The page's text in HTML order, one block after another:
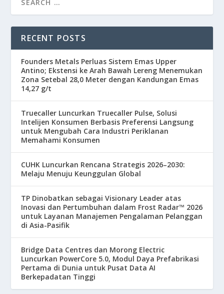
RECENT POSTS
Founders Metals Perluas Sistem Emas Upper
Antino; Ekstensi ke Arah Bawah Lereng Menemukan
Zona Setebal 28,0 Meter dengan Kandungan Emas
14,27 g/t
Truecaller Luncurkan Truecaller Pulse, Solusi
Intelijen Konsumen Berbasis Preferensi Langsung
untuk Mengubah Cara Industri Periklanan
Memahami Konsumen
CUHK Luncurkan Rencana Strategis 2026–2030:
Melaju Menuju Keunggulan Global
TP Dinobatkan sebagai Visionary Leader atas
Inovasi dan Pertumbuhan dalam Frost Radar™ 2026
untuk Layanan Manajemen Pengalaman Pelanggan
di Asia-Pasifik
Bridge Data Centres dan Morong Electric
Luncurkan PowerCore 5.0, Modul Daya Prefabrikasi
Pertama di Dunia untuk Pusat Data AI
Berkepadatan Tinggi